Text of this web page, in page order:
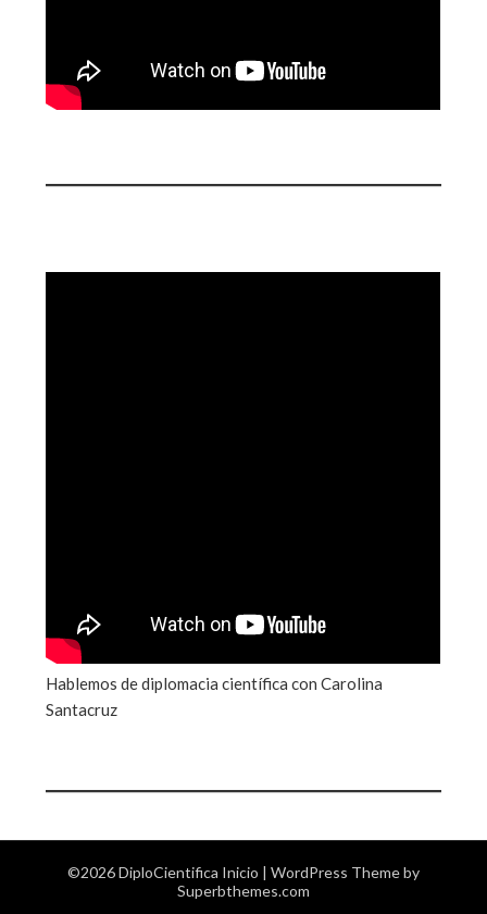
Hablemos de diplomacia científica con Carolina
Santacruz
©2026 DiploCientifica Inicio | WordPress Theme by
Superbthemes.com